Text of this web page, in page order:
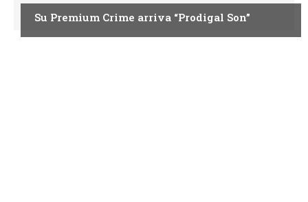
Su Premium Crime arriva “Prodigal Son”